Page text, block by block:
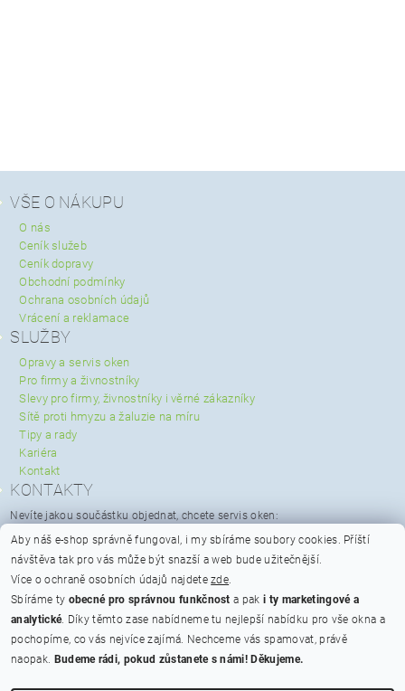
VŠE O NÁKUPU
O nás
Ceník služeb
Ceník dopravy
Obchodní podmínky
Ochrana osobních údajů
Vrácení a reklamace
SLUŽBY
Opravy a servis oken
Pro firmy a živnostníky
Slevy pro firmy, živnostníky i věrné zákazníky
Sítě proti hmyzu a žaluzie na míru
Tipy a rady
Kariéra
Kontakt
KONTAKTY
Nevíte jakou součástku objednat, chcete servis oken:
servis@spravaoken.cz
+420 723 079 731
info@spravaoken.cz
+420 608 511 355
Hodnocení obchodu
Na bateriích 475/23, Praha 6 - Břevnov, PSČ 162 00
Otevírací doba
Aby náš e-shop správně fungoval, i my sbíráme soubory cookies. Příští
návštěva tak pro vás může být snazší a web bude užitečnější.
Více o ochraně osobních údajů najdete zde.
Sbíráme ty obecné pro správnou funkčnost a paki ty marketingové a
analytické. Díky těmto zase nabídneme tu nejlepší nabídku pro vše okna a
pochopíme, co vás nejvíce zajímá. Nechceme vás spamovat, právě
naopak. Budeme rádi, pokud zůstanete s námi! Děkujeme.